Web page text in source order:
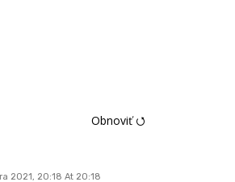
Obnoviť ⭯
2021, 20:18 At 20:18